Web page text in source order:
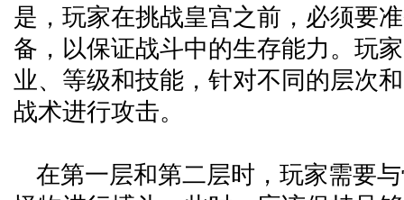
是，玩家在挑战皇宫之前，必须要
备，以保证战斗中的生存能力。玩
业、等级和技能，针对不同的层次
战术进行攻击。
在第一层和第二层时，玩家需要